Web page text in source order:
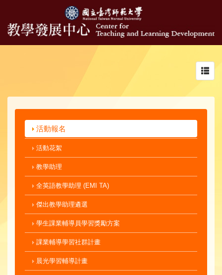
活動報名
活動花絮
教學助理
全英語教學助理 (EMI TA)
傑出教學助理遴選
學生課業輔導員學習獎勵方案
課業輔導學習社群計畫
晨光學習輔導計畫